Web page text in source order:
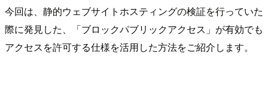
今回は、静的ウェブサイトホスティングの検証を行っていた
際に発見した、「ブロックパブリックアクセス」が有効でも
アクセスを許可する仕様を活用した方法をご紹介します。